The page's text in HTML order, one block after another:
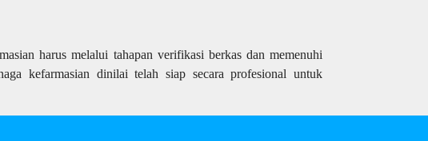
harus melalui tahapan verifikasi berkas dan memenuhi
kefarmasian dinilai telah siap secara profesional untuk